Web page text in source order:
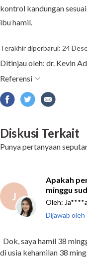
kontrol kandungan
ibu hamil.
Terakhir diperbarui: 24